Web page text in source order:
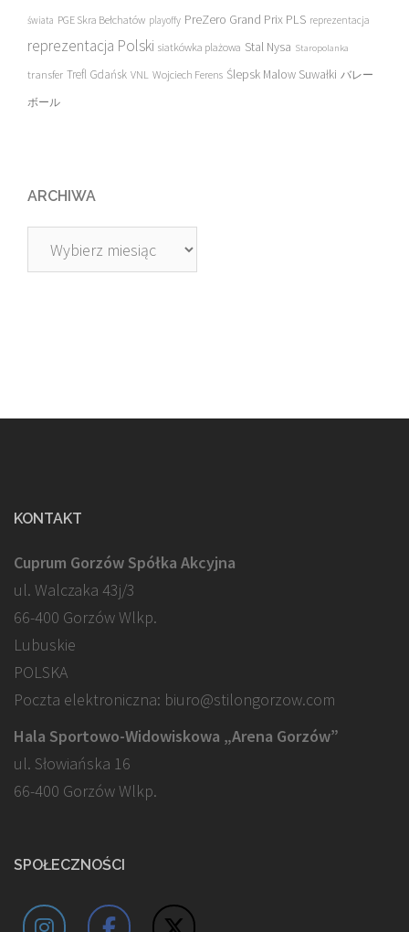
świata PGE Skra Bełchatów playoffy PreZero Grand Prix PLS reprezentacja
reprezentacja Polski siatkówka plażowa Stal Nysa Staropolanka
transfer Trefl Gdańsk VNL Wojciech Ferens Ślepsk Malow Suwałki バレー
ボール
ARCHIWA
Archiwa
KONTAKT
Cuprum Gorzów Spółka Akcyjna
ul. Walczaka 43j/3
66-400 Gorzów Wlkp.
Lubuskie
POLSKA
Poczta elektroniczna: biuro@stilongorzow.com
Hala Sportowo-Widowiskowa „Arena Gorzów”
ul. Słowiańska 16
66-400 Gorzów Wlkp.
SPOŁECZNOŚCI